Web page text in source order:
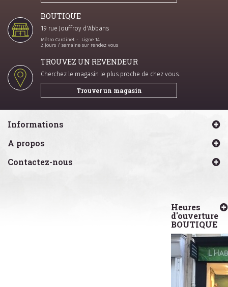
BOUTIQUE
19 rue Jouffroy d'Abbans
Métro Cardinet - Ligne 14
2 jours / semaine sur rendez vous
TROUVEZ UN REVENDEUR
Cherchez le magasin le plus proche de chez vous.
Trouver un magasin
Informations
A propos
Contactez-nous
Heures
d'ouverture
BOUTIQUE